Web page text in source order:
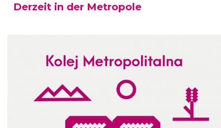
Derzeit in der Metropole